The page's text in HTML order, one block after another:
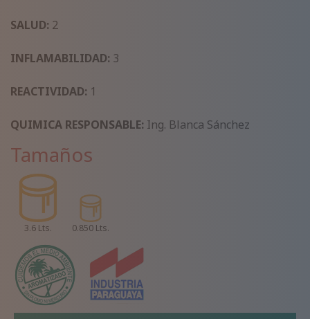
SALUD: 2
INFLAMABILIDAD: 3
REACTIVIDAD: 1
QUIMICA RESPONSABLE: Ing. Blanca Sánchez
Tamaños
3.6 Lts. 0.850 Lts.